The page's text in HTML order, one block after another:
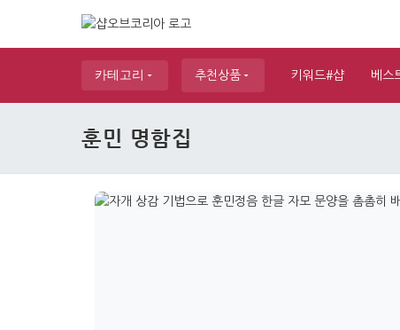
카테고리 추천상품 키워드#샵 베스
훈민 명함집